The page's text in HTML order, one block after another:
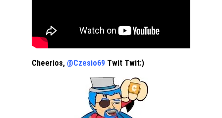
Cheerios, @Czesio69 Twit Twit:)